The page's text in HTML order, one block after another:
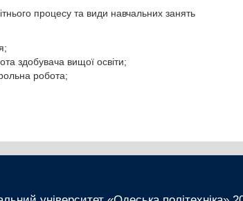
процесу та види навчальних занять
здобувача вищої освіти;
робота;